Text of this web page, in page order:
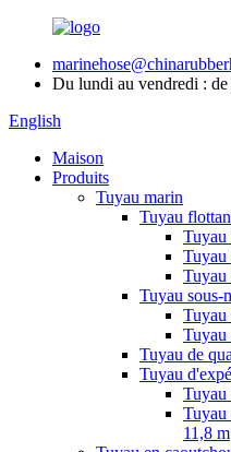
Du lundi au vendredi : de
English
Maison
Produits
Tuyau marin
Tuyau
Tuyau
Tuyau
Tuyau
Tuyau sous-
Tuyau
Tuyau
Tuyau de
Tuyau
Tuyau
Tuyau
11,8 m